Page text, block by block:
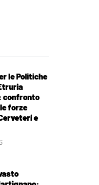
le Politiche
confronto
forze
e